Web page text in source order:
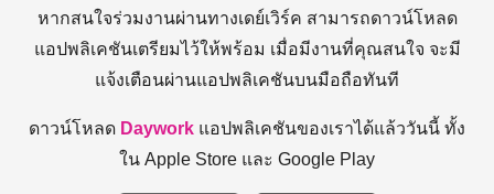
หากสนใจร่วมงานผ่านทางเดย์เวิร์ค สามารถดาวน์โหลด
แอปพลิเคชันเตรียมไว้ให้พร้อม เมื่อมีงานที่คุณสนใจ จะมี
แจ้งเตือนผ่านแอปพลิเคชันบนมือถือทันที
ดาวน์โหลด Daywork แอปพลิเคชันของเราได้แล้ววันนี้ ทั้ง
ใน Apple Store และ Google Play